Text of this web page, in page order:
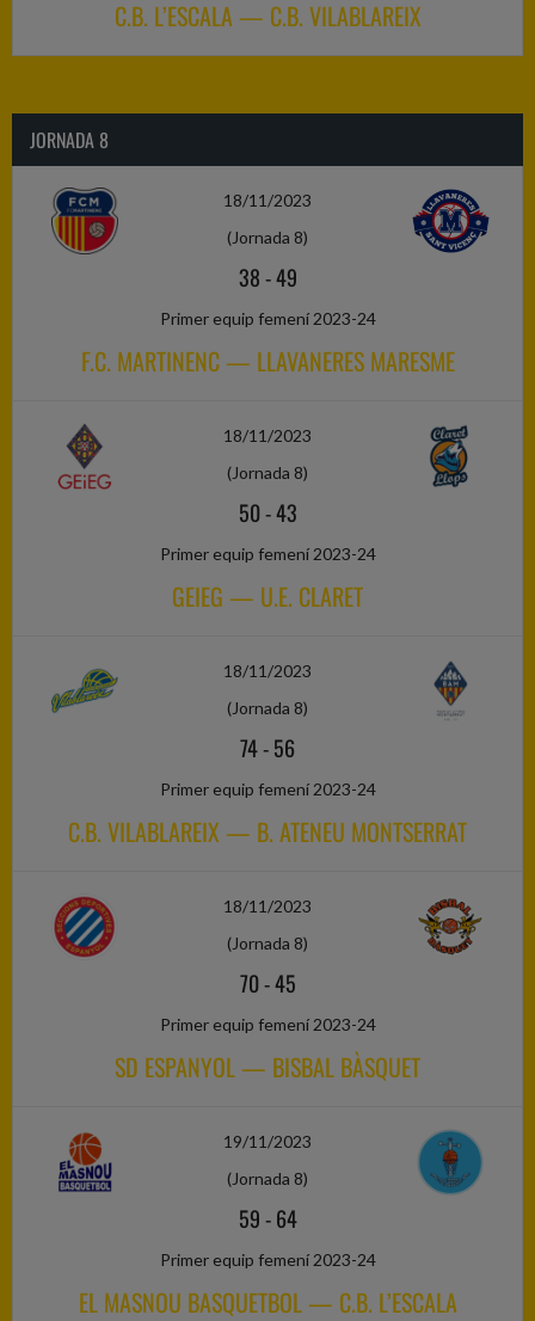
C.B. L’ESCALA — C.B. VILABLAREIX
JORNADA 8
18/11/2023
(Jornada 8)
38-49
Primer equip femení 2023-24
F.C. MARTINENC — LLAVANERES MARESME
18/11/2023
(Jornada 8)
50-43
Primer equip femení 2023-24
GEIEG — U.E. CLARET
18/11/2023
(Jornada 8)
74-56
Primer equip femení 2023-24
C.B. VILABLAREIX — B. ATENEU MONTSERRAT
18/11/2023
(Jornada 8)
70-45
Primer equip femení 2023-24
SD ESPANYOL — BISBAL BÀSQUET
19/11/2023
(Jornada 8)
59-64
Primer equip femení 2023-24
EL MASNOU BASQUETBOL — C.B. L’ESCALA